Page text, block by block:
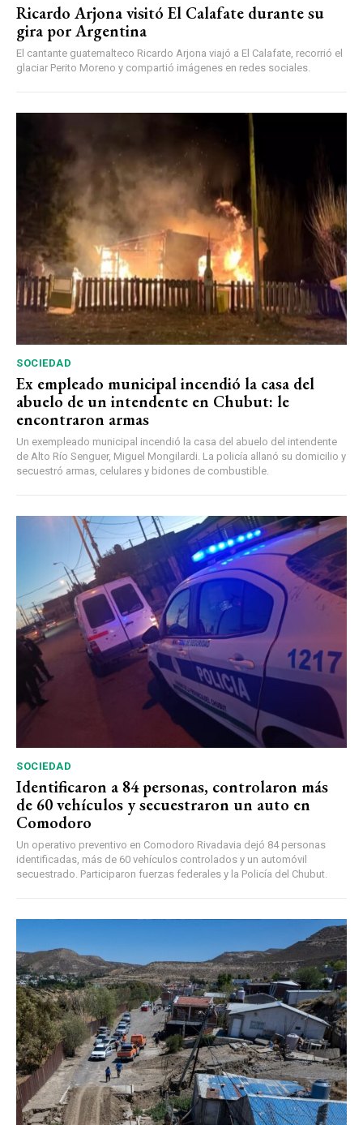
Ricardo Arjona visitó El Calafate durante su
gira por Argentina
El cantante guatemalteco Ricardo Arjona viajó a El Calafate, recorrió el
glaciar Perito Moreno y compartió imágenes en redes sociales.
SOCIEDAD
Ex empleado municipal incendió la casa del
abuelo de un intendente en Chubut: le
encontraron armas
Un exempleado municipal incendió la casa del abuelo del intendente
de Alto Río Senguer, Miguel Mongilardi. La policía allanó su domicilio y
secuestró armas, celulares y bidones de combustible.
SOCIEDAD
Identificaron a 84 personas, controlaron más
de 60 vehículos y secuestraron un auto en
Comodoro
Un operativo preventivo en Comodoro Rivadavia dejó 84 personas
identificadas, más de 60 vehículos controlados y un automóvil
secuestrado. Participaron fuerzas federales y la Policía del Chubut.